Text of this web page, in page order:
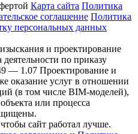
Карта сайта Политика
соглашение Политика
персональных данных
и проектирование
деятельности по приказу
— 1.07 Проектирование и
оказание услуг в отношении
(в том числе BIM-моделей),
или процесса
сайт работал лучше.